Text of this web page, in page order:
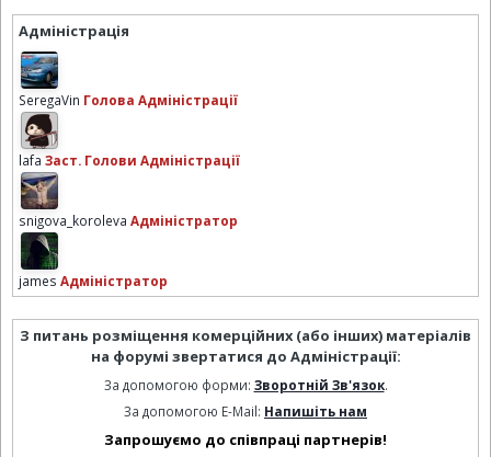
Адміністрація
SeregaVin Голова Адміністрації
lafa Заст. Голови Адміністрації
snigova_koroleva Адміністратор
james Адміністратор
З питань розміщення комерційних (або інших) матеріалів
на форумі звертатися до Адміністрації:
За допомогою форми: Зворотній Зв'язок.
За допомогою E-Mail: Напишіть нам
Запрошуємо до співпраці партнерів!